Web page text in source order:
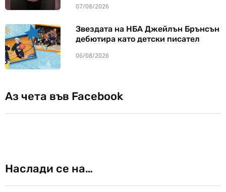
07/08/2026
Звездата на НБА Джейлън Брънсън
дебютира като детски писател
06/08/2026
Аз чета във Facebook
Наслади се на…